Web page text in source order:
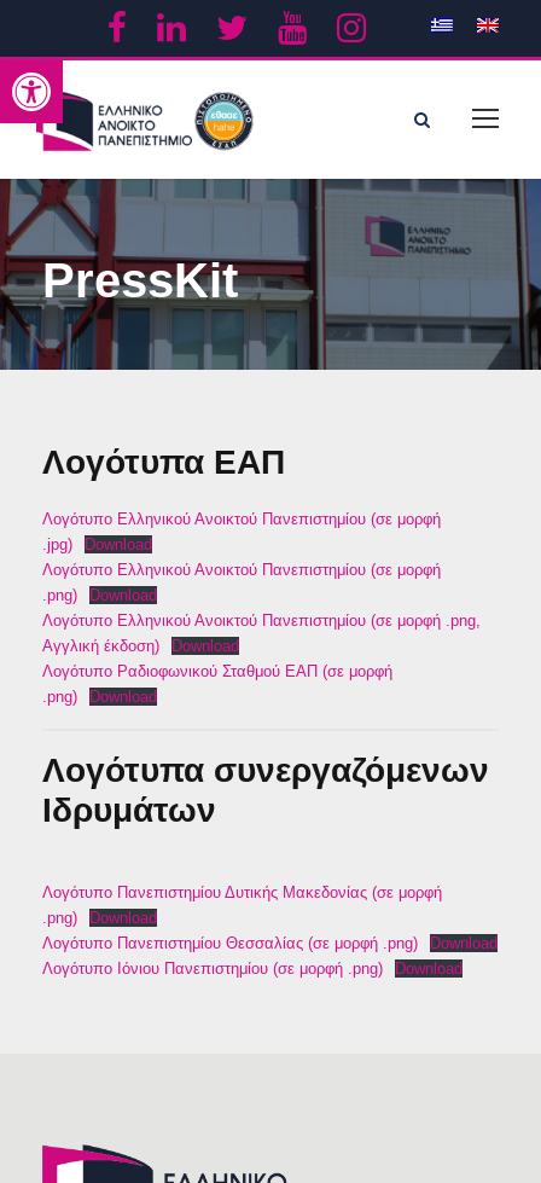
Ανοίξτε τη γραμμή εργαλείων
PressKit
Λογότυπα ΕΑΠ
Λογότυπο Ελληνικού Ανοικτού Πανεπιστημίου (σε μορφή
.jpg)
Download
Λογότυπο Ελληνικού Ανοικτού Πανεπιστημίου (σε μορφή
.png)
Download
Λογότυπο Ελληνικού Ανοικτού Πανεπιστημίου (σε μορφή .png,
Αγγλική έκδοση)
Download
Λογότυπο Ραδιοφωνικού Σταθμού ΕΑΠ (σε μορφή
.png)
Download
Λογότυπα συνεργαζόμενων
Ιδρυμάτων
Λογότυπο Πανεπιστημίου Δυτικής Μακεδονίας (σε μορφή
.png)
Download
Λογότυπο Πανεπιστημίου Θεσσαλίας (σε μορφή .png)
Download
Λογότυπο Ιόνιου Πανεπιστημίου (σε μορφή .png)
Download